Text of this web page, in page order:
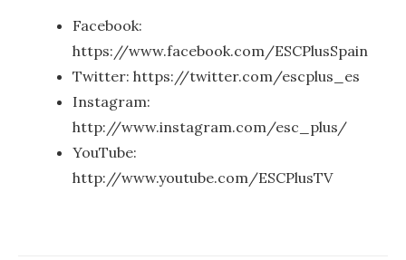
Facebook:
https://www.facebook.com/ESCPlusSpain
Twitter: https://twitter.com/escplus_es
Instagram:
http://www.instagram.com/esc_plus/
YouTube:
http://www.youtube.com/ESCPlusTV